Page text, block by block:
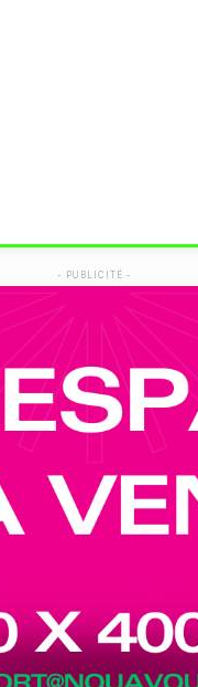
- PUBLICITÉ -